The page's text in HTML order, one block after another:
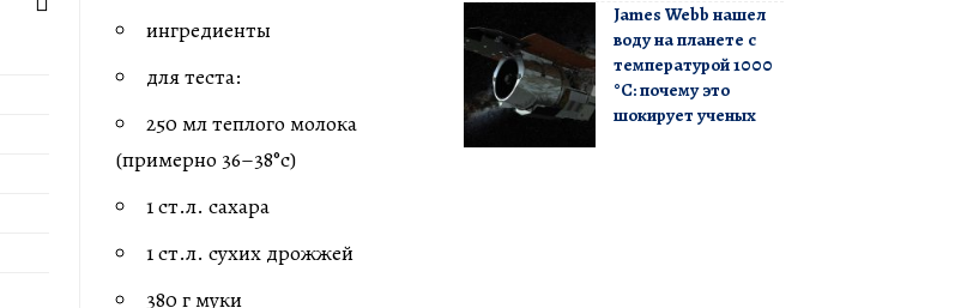
ингредиенты
для теста:
250 мл теплого молока
(примерно 36–38°c)
1 ст.л. сахара
1 ст.л. сухих дрожжей
380 г муки
James Webb нашел
воду на планете с
температурой 1000
°C: почему это
шокирует ученых